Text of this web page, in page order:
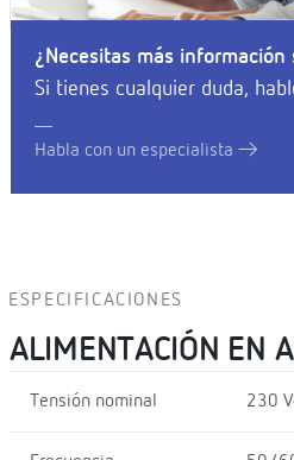
¿Necesitas más
Si tienes cualquier duda,
Habla con un especialista
ESPECIFICACIONES
ALIMENTACIÓN EN
Tensión nominal 230